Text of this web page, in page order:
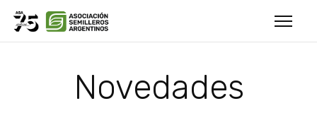
Novedades